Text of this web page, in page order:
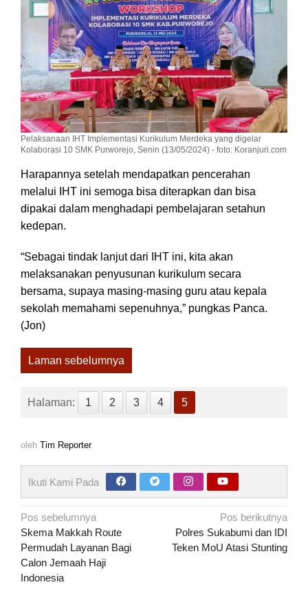
Pelaksanaan IHT Implementasi Kurikulum Merdeka yang digelar
Kolaborasi 10 SMK Purworejo, Senin (13/05/2024) - foto: Koranjuri.com
Harapannya setelah mendapatkan pencerahan
melalui IHT ini semoga bisa diterapkan dan bisa
dipakai dalam menghadapi pembelajaran setahun
kedepan.
“Sebagai tindak lanjut dari IHT ini, kita akan
melaksanakan penyusunan kurikulum secara
bersama, supaya masing-masing guru atau kepala
sekolah memahami sepenuhnya,” pungkas Panca.
(Jon)
Laman sebelumnya
Halaman: 1 2 3 4 5
oleh Tim Reporter
Ikuti Kami Pada
Navigasi
pos
Pos sebelumnya
Skema Makkah Route
Permudah Layanan Bagi
Calon Jemaah Haji
Indonesia
Pos berikutnya
Polres Sukabumi dan IDI
Teken MoU Atasi Stunting